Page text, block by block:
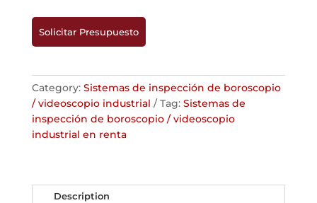
Solicitar Presupuesto
Category: Sistemas de inspección de boroscopio
/ videoscopio industrial
Tag: Sistemas de
inspección de boroscopio / videoscopio
industrial en renta
Description